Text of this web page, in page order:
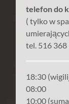
telefon do
( tylko w
tel. 516 368
18:30
08:00
10:00